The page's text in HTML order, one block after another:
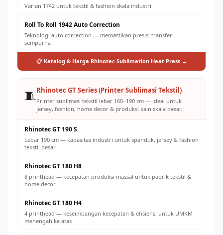
Varian 1742 untuk tekstil & fashion skala industri
Roll To Roll 1942 Auto Correction
Teknologi auto correction — memastikan presisi transfer
sempurna
📋 Katalog & Harga Rhinotec Sublimation Heat Press →
🧵Rhinotec GT Series (Printer Sublimasi Tekstil)
Printer sublimasi tekstil lebar 160–190 cm — ideal untuk
jersey, fashion, home decor & produksi kain skala besar.
Rhinotec GT 190 S
Lebar 190 cm — kapasitas industri untuk spanduk, jersey & fashion
tekstil besar
Rhinotec GT 180 H8
8 printhead — kecepatan produksi massal untuk pabrik tekstil &
home decor
Rhinotec GT 180 H4
4 printhead — keseimbangan kecepatan & efisiensi untuk UMKM
menengah ke atas